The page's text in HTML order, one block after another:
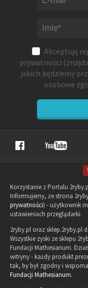
Akceptuję
prywatności
jakich będziemy
osobowe
Korzystanie z Portalu
Informujemy, że strona
prywatności) - użytkownik
ustawieniach przeglądarki.
2ryby.pl oraz sklep.2ryby.pl
Wszystkie zyski ze sklepu
Fundacji Mathesianum.
witryny - każdy produkt
tak, by był zgodny i
Fundacji Mathesianum.